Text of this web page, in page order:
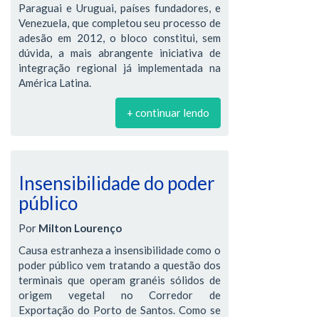
Paraguai e Uruguai, países fundadores, e
Venezuela, que completou seu processo de
adesão em 2012, o bloco constitui, sem
dúvida, a mais abrangente iniciativa de
integração regional já implementada na
América Latina.
+ continuar lendo
Insensibilidade do poder
público
Por Milton Lourenço
Causa estranheza a insensibilidade como o
poder público vem tratando a questão dos
terminais que operam granéis sólidos de
origem vegetal no Corredor de
Exportação do Porto de Santos. Como se